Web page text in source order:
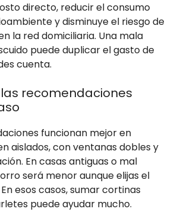
directo, reducir el consumo
y disminuye el riesgo de
la red domiciliaria. Una mala
puede duplicar el gasto de
cuenta.
recomendaciones
funcionan mejor en
aislados, con ventanas dobles y
En casas antiguas o mal
será menor aunque elijas el
esos casos, sumar cortinas
puede ayudar mucho.